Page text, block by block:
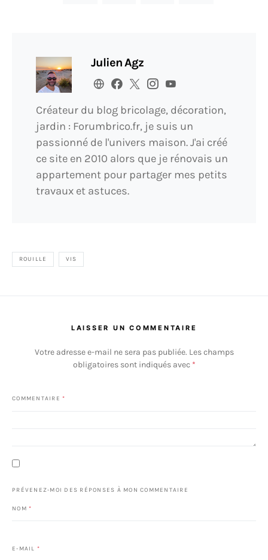
Julien Agz
Créateur du blog bricolage, décoration,
jardin : Forumbrico.fr, je suis un
passionné de l'univers maison. J'ai créé
ce site en 2010 alors que je rénovais un
appartement pour partager mes petits
travaux et astuces.
ROUILLE VIS
LAISSER UN COMMENTAIRE
Votre adresse e-mail ne sera pas publiée. Les champs
obligatoires sont indiqués avec *
COMMENTAIRE *
PRÉVENEZ-MOI DES RÉPONSES À MON COMMENTAIRE
NOM *
E-MAIL *